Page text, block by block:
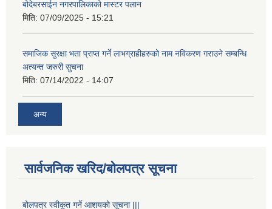
बोदेबरसाईन नगरपालिकाको मास्टर पलान
मिति: 07/09/2025 - 15:21
समाजिक सुरक्षा भता प्राप्त गर्ने लाभग्राहीहरुको नाम नविकरण गराउने सम्बन्धि
अत्यन्त जरुरी सुचना
मिति: 07/14/2022 - 14:07
अन्य
सार्वजनिक खरिद/बोलपत्र सूचना
बोलपत्र स्वीकूत गर्ने आशयको सूचना |||